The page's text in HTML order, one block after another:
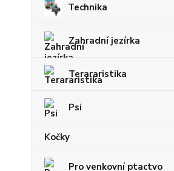
Technika
Zahradní jezírka
Terararistika
Psi
Kočky
Pro venkovní ptactvo